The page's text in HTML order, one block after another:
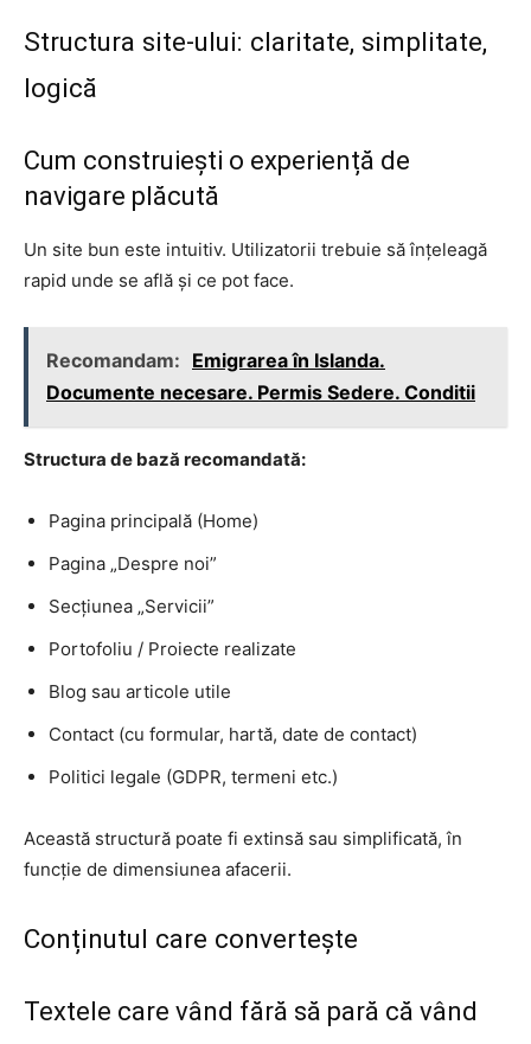
Structura site-ului: claritate, simplitate,
logică
Cum construiești o experiență de
navigare plăcută
Un site bun este intuitiv. Utilizatorii trebuie să înțeleagă
rapid unde se află și ce pot face.
Recomandam: Emigrarea în Islanda.
Documente necesare. Permis Sedere. Conditii
Structura de bază recomandată:
Pagina principală (Home)
Pagina „Despre noi”
Secțiunea „Servicii”
Portofoliu / Proiecte realizate
Blog sau articole utile
Contact (cu formular, hartă, date de contact)
Politici legale (GDPR, termeni etc.)
Această structură poate fi extinsă sau simplificată, în
funcție de dimensiunea afacerii.
Conținutul care convertește
Textele care vând fără să pară că vând